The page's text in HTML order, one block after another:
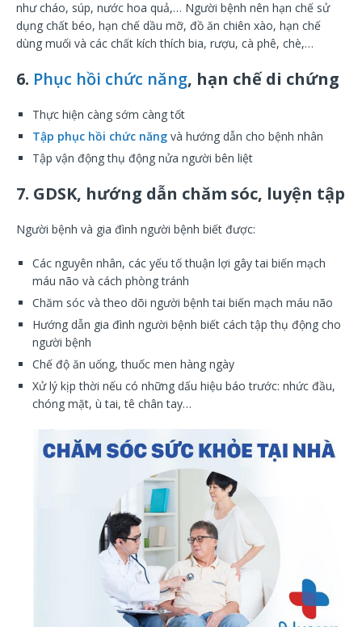
như cháo, súp, nước hoa quả,… Người bệnh nên hạn chế sử
dụng chất béo, hạn chế dầu mỡ, đồ ăn chiên xào, hạn chế
dùng muối và các chất kích thích bia, rượu, cà phê, chè,…
6. Phục hồi chức năng, hạn chế di chứng
Thực hiện càng sớm càng tốt
Tập phục hồi chức năng và hướng dẫn cho bệnh nhân
Tập vận động thụ động nửa người bên liệt
7. GDSK, hướng dẫn chăm sóc, luyện tập
Người bệnh và gia đình người bệnh biết được:
Các nguyên nhân, các yếu tố thuận lợi gây tai biến mạch
máu não và cách phòng tránh
Chăm sóc và theo dõi người bệnh tai biến mạch máu não
Hướng dẫn gia đình người bệnh biết cách tập thụ động cho
người bệnh
Chế độ ăn uống, thuốc men hàng ngày
Xử lý kịp thời nếu có những dấu hiệu báo trước: nhức đầu,
chóng mặt, ù tai, tê chân tay…